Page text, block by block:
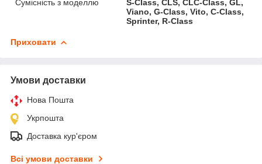
Сумісність з моделлю
S-Class, CLS, CLC-Class, GL,
Viano, G-Class, Vito, C-Class,
Sprinter, R-Class
Приховати
Умови доставки
Нова Пошта
Укрпошта
Доставка кур'єром
Всі умови доставки